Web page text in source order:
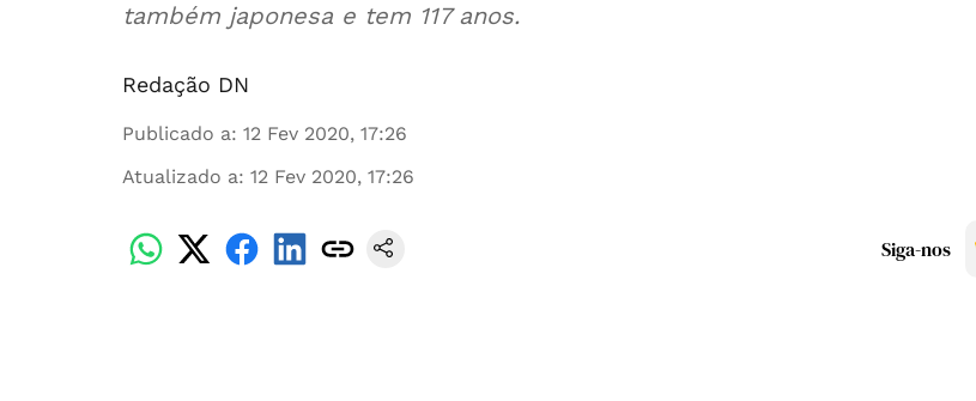
também japonesa e tem 117 anos.
Redação DN
Publicado a: 12 Fev 2020, 17:26
Atualizado a: 12 Fev 2020, 17:26
Siga-nos